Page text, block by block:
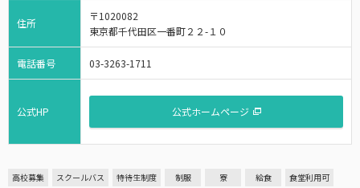
住所
〒1020082
東京都千代田区一番町２２-１０
電話番号 03-3263-1711
公式HP 公式ホームページ
高校募集 スクールバス 特待生制度 制服 寮 給食
食堂利用可